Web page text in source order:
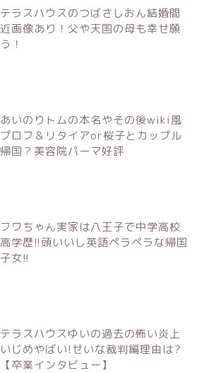
テラスハウスのつばさしおん結婚間
近画像あり！父や天国の母も幸せ願
う！
あいのりトムの本名やその後wiki風
プロフ＆リタイアor桜子とカップル
帰国？美容院パーマ好評
フワちゃん実家は八王子で中学高校
高学歴!!頭いいし英語ペラペラな帰国
子女!!
テラスハウスゆいの過去の怖い炎上
いじめやばい!せいな裁判編理由は?
【卒業インタビュー】